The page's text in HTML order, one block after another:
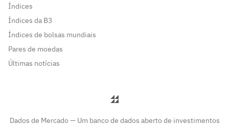
Índices
Índices da B3
Índices de bolsas mundiais
Pares de moedas
Últimas notícias
Dados de Mercado — Um banco de dados aberto de investimentos